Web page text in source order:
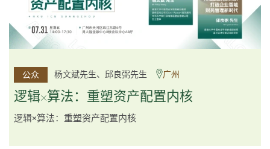
公众
李邱敬贤女士 Ms Rosemarie Yau、潘天佑博士 Dr Tim
Pan、李国平先生 Mr Guoping Li
深圳
公众 杨文斌先生、邱良弼先生 广州
逻辑×算法：重塑资产配置内核
逻辑×算法：重塑资产配置内核